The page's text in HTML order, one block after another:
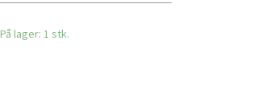
På lager: 1 stk.